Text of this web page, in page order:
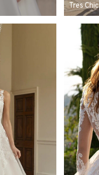
Tres Chic